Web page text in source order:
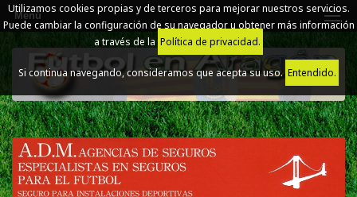
Utilizamos cookies propias y de terceros para mejorar nuestros servicios.
Puede cambiar la configuración de su navegador u obtener más información
a través de la Política de privacidad.
Si continua navegando, consideramos que acepta su uso.Entendido.
Menú